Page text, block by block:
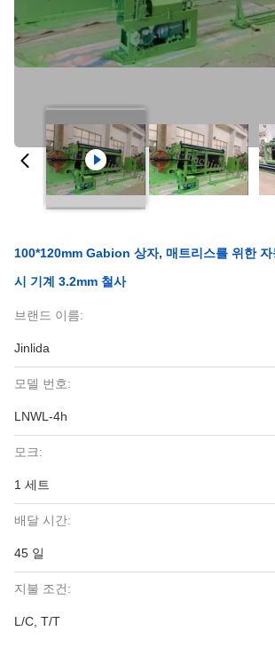
100*120mm Gabion 상자, 매트리스를 위한
시 기계 3.2mm 철사
브랜드 이름:
Jinlida
모델 번호:
LNWL-4h
모크:
1 세트
배달 시간:
45 일
지불 조건:
L/C, T/T